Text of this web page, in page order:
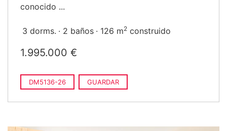
conocido ...
3 dorms. 2 baños 126 m2 construido
1.995.000 €
DM5136-26 GUARDAR